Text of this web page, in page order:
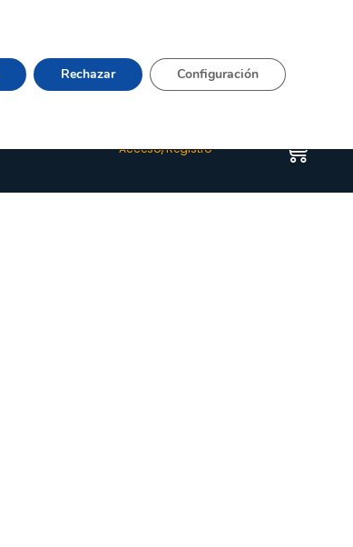
Quienes somos Happyblog Contacto
Acceso/Registro
Rechazar Configuración